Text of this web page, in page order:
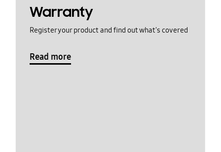
Warranty
Register your product and find out what's covered
Read more